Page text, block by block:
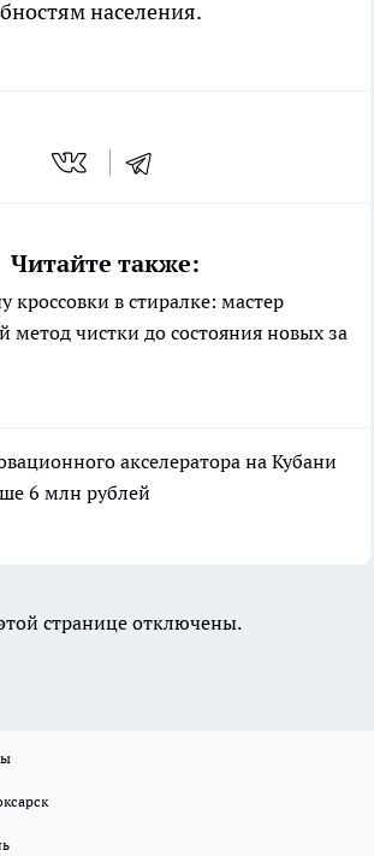
населения.
Читайте также:
кроссовки в стиралке: мастер
метод чистки до состояния новых за
акселератора на Кубани
6 млн рублей
странице отключены.